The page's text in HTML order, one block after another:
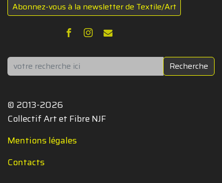
Abonnez-vous à la newsletter de Textile/Art
Rechercher Recherche
© 2013-2026
Collectif Art et Fibre NJF
Mentions légales
Contacts